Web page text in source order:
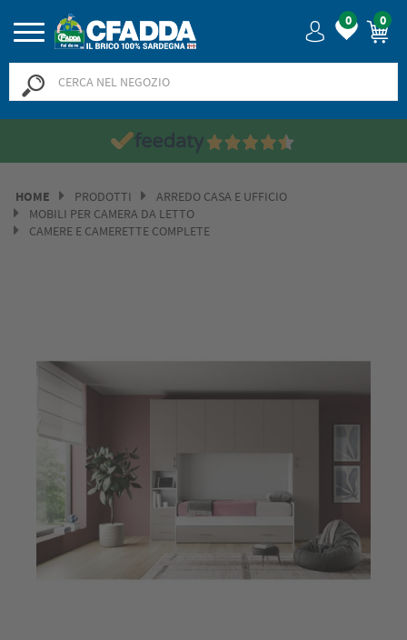
0 0
HOME PRODOTTI
ARREDO CASA E UFFICIO
MOBILI PER CAMERA DA LETTO
CAMERE E CAMERETTE COMPLETE